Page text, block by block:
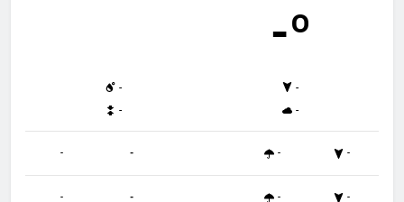
-º
-
-
-
-
- - - -
- - - -